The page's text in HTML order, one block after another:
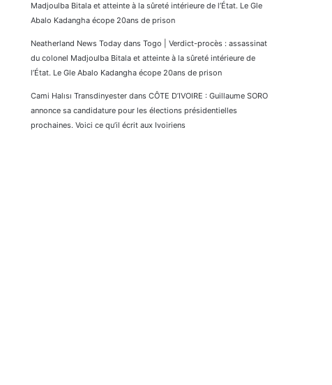
Madjoulba Bitala et atteinte à la sûreté intérieure de l’État. Le Gle
Abalo Kadangha écope 20ans de prison
Neatherland News Today dans Togo | Verdict-procès : assassinat
du colonel Madjoulba Bitala et atteinte à la sûreté intérieure de
l’État. Le Gle Abalo Kadangha écope 20ans de prison
Cami Halısı Transdinyester dans CÔTE D’IVOIRE : Guillaume SORO
annonce sa candidature pour les élections présidentielles
prochaines. Voici ce qu’il écrit aux Ivoiriens